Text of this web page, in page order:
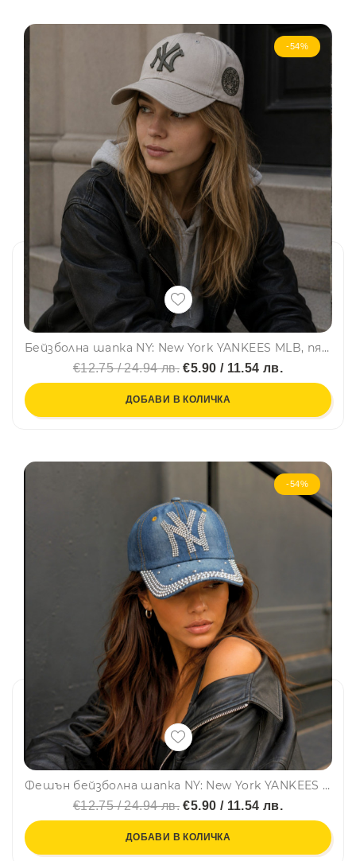
-54%
Бейзболна шапка NY: New York YANKEES MLB, пясъчно бежаво, маслено зелено лого, 100% памук, унисекс
€12.75 / 24.94 лв. €5.90 / 11.54 лв.
ДОБАВИ В КОЛИЧКА
-54%
Фешън бейзболна шапка NY: New York YANKEES MLB, деним, оранжев шев, кристали, 100% памук
€12.75 / 24.94 лв. €5.90 / 11.54 лв.
ДОБАВИ В КОЛИЧКА